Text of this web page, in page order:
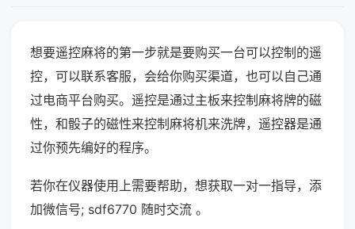
想要遥控麻将的第一步就是要购买一台可以控制的遥
控，可以联系客服，会给你购买渠道，也可以自己通
过电商平台购买。遥控是通过主板来控制麻将牌的磁
性，和骰子的磁性来控制麻将机来洗牌，遥控器是通
过你预先编好的程序。
若你在仪器使用上需要帮助，想获取一对一指导，添
加微信号; sdf6770 随时交流 。